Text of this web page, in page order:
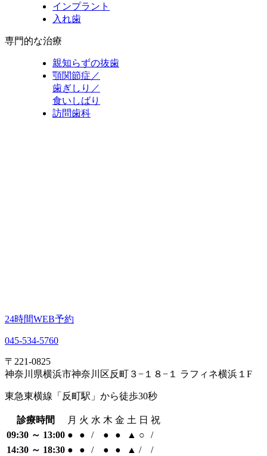
インプラント
入れ歯
専門的な治療
親知らずの抜歯
顎関節症／
歯ぎしり／
食いしばり
訪問歯科
24時間WEB予約
045-534-5760
〒221-0825
神奈川県横浜市神奈川区反町３−１８−１ ラフィネ横浜１F
東急東横線「反町駅」から徒歩30秒
診療時間 月 火 水 木 金 土 日 祝
09:30 ～ 13:00 ● ● / ● ● ▲ ○
/
14:30 ～ 18:30 ● ● / ● ● ▲ / /